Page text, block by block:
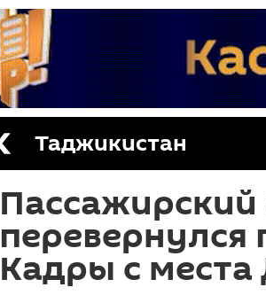
Таджикистан
Пассажирский
перевернулся
Кадры с